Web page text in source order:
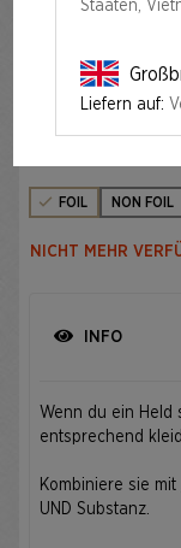
SECRET LAIR X
FOIL NON FOIL
NICHT MEHR
INFO
Wenn du ein Held
entsprechend
Kombiniere sie mit
UND Substanz.
Staaten,
Liefern auf: